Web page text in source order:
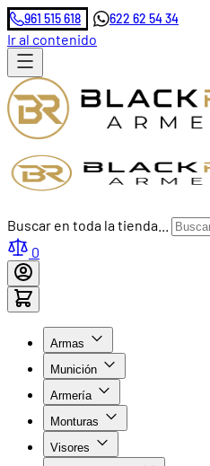
961 515 618 622 62 54 34
Ir al contenido
Buscar en toda la tienda...
0
Armas
Munición
Armería
Monturas
Visores